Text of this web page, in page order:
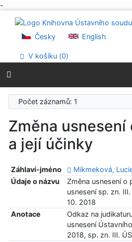
-
Přejít na menu
Prohlášení o webové přístupnosti
Česky English
V košíku (0)
Počet záznamů: 1
Změna
a její účinky
Záhlaví-jméno Mikmeková,
Údaje o názvu
Změna usnesení o
usnesení sp. zn.
10. 2018
Anotace
Odkaz na
usnesení
2018, sp. zn. III.